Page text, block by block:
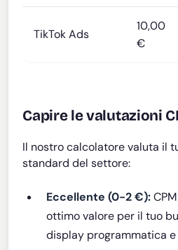
TikTok Ads
10,00
€
Capire le valutazioni
Il nostro calcolatore valuta il
standard del settore:
Eccellente (0-2 €):
ottimo valore per il tuo
display programmatica